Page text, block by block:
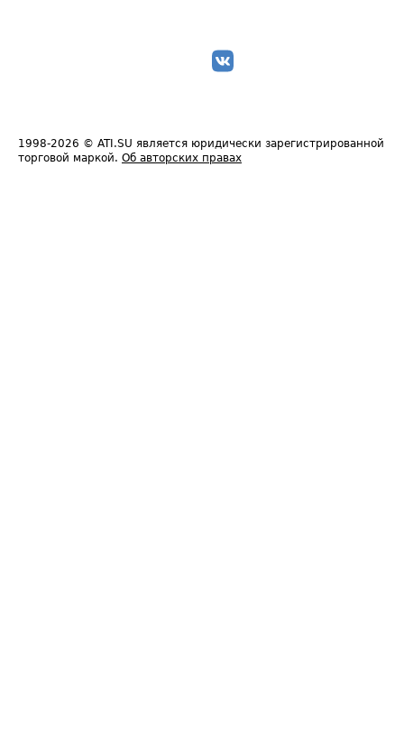
1998-2026 © ATI.SU является юридически зарегистрированной
торговой маркой. Об авторских правах